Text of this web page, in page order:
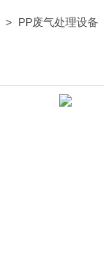
> PP废气处理设备